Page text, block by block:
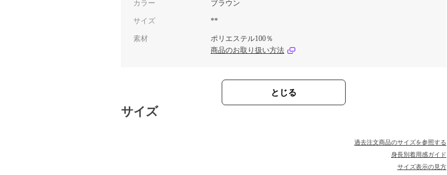
カラー ブラウン
サイズ **
素材
ポリエステル100％
商品のお取り扱い方法
とじる
サイズ
過去注文商品のサイズを参照する
身長別着用感ガイド
サイズ表示の見方